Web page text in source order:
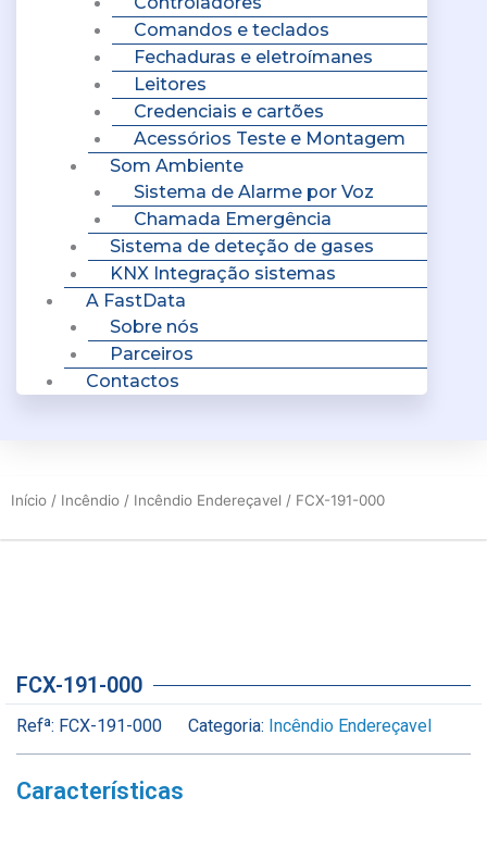
Comandos e teclados
Fechaduras e eletroímanes
Leitores
Credenciais e cartões
Acessórios Teste e Montagem
Som Ambiente
Sistema de Alarme por Voz
Chamada Emergência
Sistema de deteção de gases
KNX Integração sistemas
A FastData
Sobre nós
Parceiros
Contactos
Início / Incêndio / Incêndio Endereçavel / FCX-191-000
FCX-191-000
Refª: FCX-191-000 Categoria: Incêndio Endereçavel
Características